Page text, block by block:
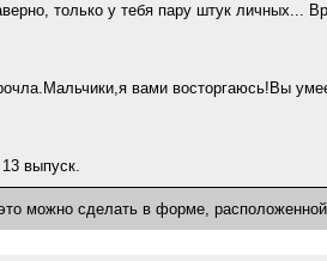
только у тебя пару штук личных...
вами восторгаюсь!Вы
выпуск.
можно сделать в форме,